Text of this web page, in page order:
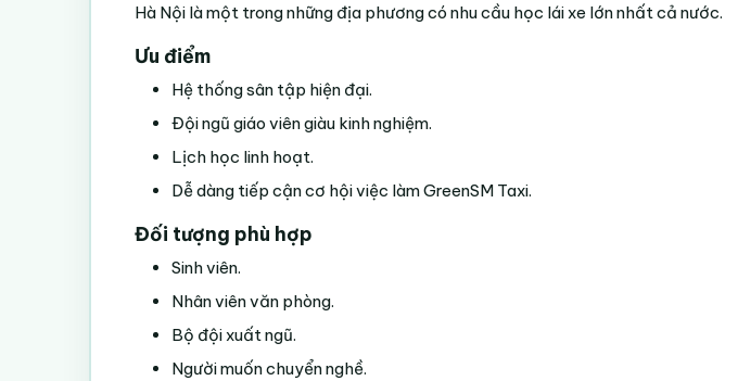
Hà Nội là một trong những địa phương có nhu cầu học lái xe lớn nhất cả nước.
Ưu điểm
Hệ thống sân tập hiện đại.
Đội ngũ giáo viên giàu kinh nghiệm.
Lịch học linh hoạt.
Dễ dàng tiếp cận cơ hội việc làm GreenSM Taxi.
Đối tượng phù hợp
Sinh viên.
Nhân viên văn phòng.
Bộ đội xuất ngũ.
Người muốn chuyển nghề.